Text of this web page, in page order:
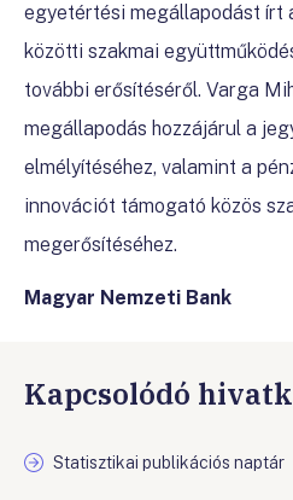
egyetértési megállapodást írt
közötti szakmai
további erősítéséről. Varga
megállapodás hozzájárul a
elmélyítéséhez, valamint a
innovációt támogató közös
megerősítéséhez.
Magyar Nemzeti Bank
Kapcsolódó
Statisztikai publikációs naptár